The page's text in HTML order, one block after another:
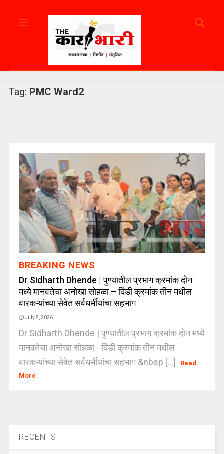
Tag: PMC Ward2
BREAKING NEWS
Dr Sidharth Dhende | पुण्यातील प्रभाग क्रमांक दोन
मध्ये मानवतेचा अनोखा सोहळा – दिंडी क्रमांक तीन मधील
वारकऱ्यांच्या सेवेत सर्वधर्मीयांचा सहभाग
July 8, 2026
Dr Sidharth Dhende | पुण्यातील प्रभाग क्रमांक दोन मध्ये
मानवतेचा अनोखा सोहळा - दिंडी क्रमांक तीन मधील
वारकऱ्यांच्या सेवेत सर्वधर्मीयांचा सहभाग &nbsp [...]
Read
More
RECENTS